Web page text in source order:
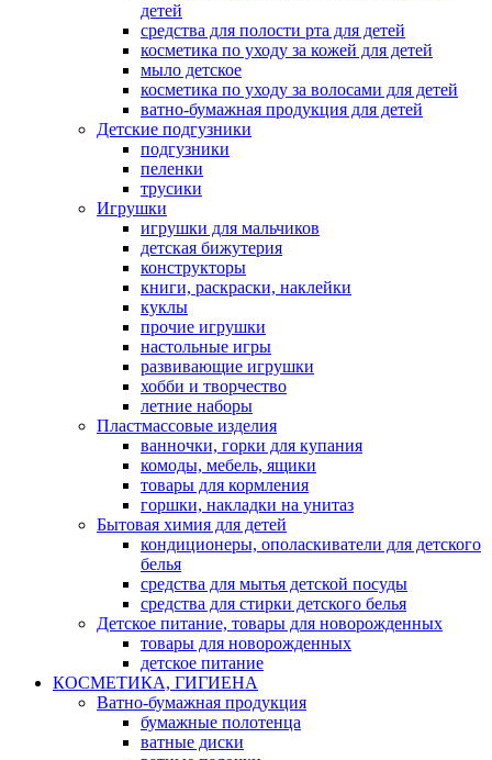
детей
средства для полости рта для детей
косметика по уходу за кожей для детей
мыло детское
косметика по уходу за волосами для детей
ватно-бумажная продукция для детей
Детские подгузники
подгузники
пеленки
трусики
Игрушки
игрушки для мальчиков
детская бижутерия
конструкторы
книги, раскраски, наклейки
куклы
прочие игрушки
настольные игры
развивающие игрушки
хобби и творчество
летние наборы
Пластмассовые изделия
ванночки, горки для купания
комоды, мебель, ящики
товары для кормления
горшки, накладки на унитаз
Бытовая химия для детей
кондиционеры, ополаскиватели для детского
белья
средства для мытья детской посуды
средства для стирки детского белья
Детское питание, товары для новорожденных
товары для новорожденных
детское питание
КОСМЕТИКА, ГИГИЕНА
Ватно-бумажная продукция
бумажные полотенца
ватные диски